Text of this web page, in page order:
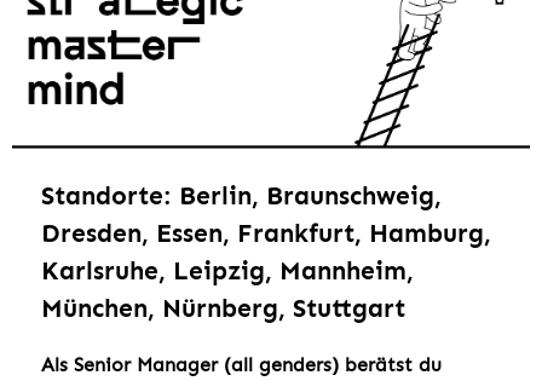
Standorte: Berlin, Braunschweig,
Dresden, Essen, Frankfurt, Hamburg,
Karlsruhe, Leipzig, Mannheim,
München, Nürnberg, Stuttgart
Als Senior Manager (all genders) berätst du